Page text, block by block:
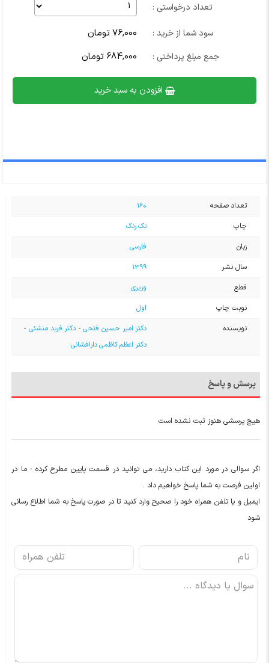
تعداد درخواستی :
سود شما از خرید : 76,000 تومان
جمع مبلغ پرداختی : 684,000 تومان
افزودن به سبد خرید
تعداد صفحه
160
چاپ
تک رنگ
زبان
فارسی
سال نشر
1399
قطع
وزیری
نوبت چاپ
اول
نویسنده
دکتر امیر حسین فتحی- دکتر فربد منشئی-
دکتر اعظم کاظمی دارافشانی
پرسش و پاسخ
هیچ پرسشی هنوز ثبت نشده است
اگر سوالی در مورد این کتاب دارید، می توانید در قسمت پایین مطرح کرده - ما در
اولین فرصت به شما پاسخ خواهیم داد .
ایمیل و یا تلفن همراه خود را صحیح وارد کنید تا در صورت پاسخ به شما اطلاع رسانی
شود